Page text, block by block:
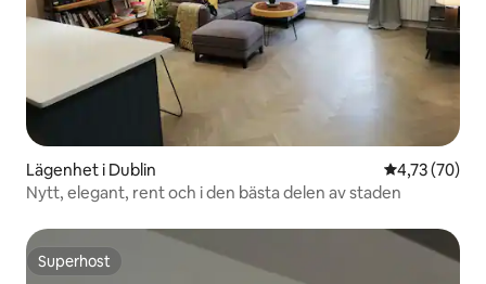
Lägenhet i Dublin 4,73 av 5 i
4,73 (70)
Nytt, elegant, rent och i den bästa delen av staden
Superhost
Superhost